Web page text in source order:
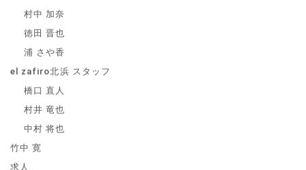
村中 加奈
徳田 晋也
浦 さや香
el zafiro北浜 スタッフ
橋口 直人
村井 竜也
中村 将也
竹中 寛
求人